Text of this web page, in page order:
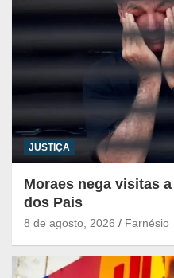
JUSTIÇA
Moraes nega visitas
dos Pais
8 de agosto, 2026 Farnésio